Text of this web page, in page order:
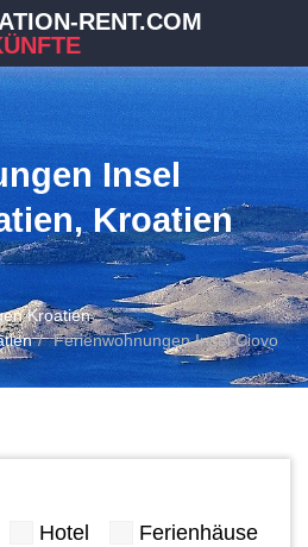
RENT.COM
Insel
Kroatien
Kroatien
Ferienwohnungen Insel Ciovo
Hotel
Ferienhäuse